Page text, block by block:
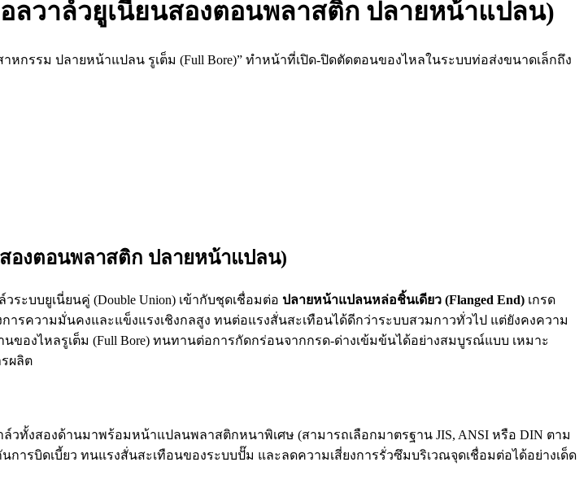
อลวาล์วยูเนี่ยนสองตอนพลาสติก ปลายหน้าแปลน)
หกรรม ปลายหน้าแปลน รูเต็ม (Full Bore)” ทำหน้าที่เปิด-ปิดตัดตอนของไหลในระบบท่อส่งขนาดเล็กถึง
สองตอนพลาสติก ปลายหน้าแปลน)
ระบบยูเนี่ยนคู่ (Double Union) เข้ากับชุดเชื่อมต่อ ปลายหน้าแปลนหล่อชิ้นเดียว (Flanged End) เกรด
ความมั่นคงและแข็งแรงเชิงกลสูง ทนต่อแรงสั่นสะเทือนได้ดีกว่าระบบสวมกาวทั่วไป แต่ยังคงความ
องไหลรูเต็ม (Full Bore) ทนทานต่อการกัดกร่อนจากกรด-ด่างเข้มข้นได้อย่างสมบูรณ์แบบ เหมาะ
ผลิต
ล์วทั้งสองด้านมาพร้อมหน้าแปลนพลาสติกหนาพิเศษ (สามารถเลือกมาตรฐาน JIS, ANSI หรือ DIN ตาม
บิดเบี้ยว ทนแรงสั่นสะเทือนของระบบปั๊ม และลดความเสี่ยงการรั่วซึมบริเวณจุดเชื่อมต่อได้อย่างเด็ด